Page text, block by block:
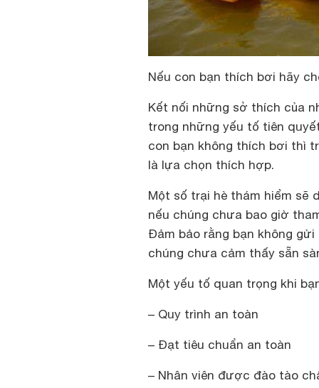
Nếu con bạn thích bơi hãy
Kết nối những sở thích của
trong những yếu tố tiên
con bạn không thích bơi thì
là lựa chọn thích hợp.
Một số trại hè thám hiểm sẽ
nếu chúng chưa bao giờ
Đảm bảo rằng bạn không
chúng chưa cảm thấy sẵn
Một yếu tố quan trọng khi
– Quy trình an toàn
– Đạt tiêu chuẩn an toàn
– Nhân viên được đào tào